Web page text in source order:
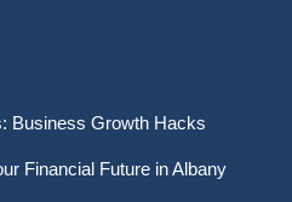
Business Growth Hacks
Financial Future in Albany